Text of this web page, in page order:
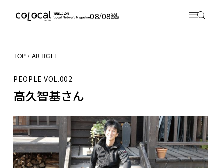
08/08SAT
2026
TOP ARTICLE
PEOPLE VOL.002
高久智基さん